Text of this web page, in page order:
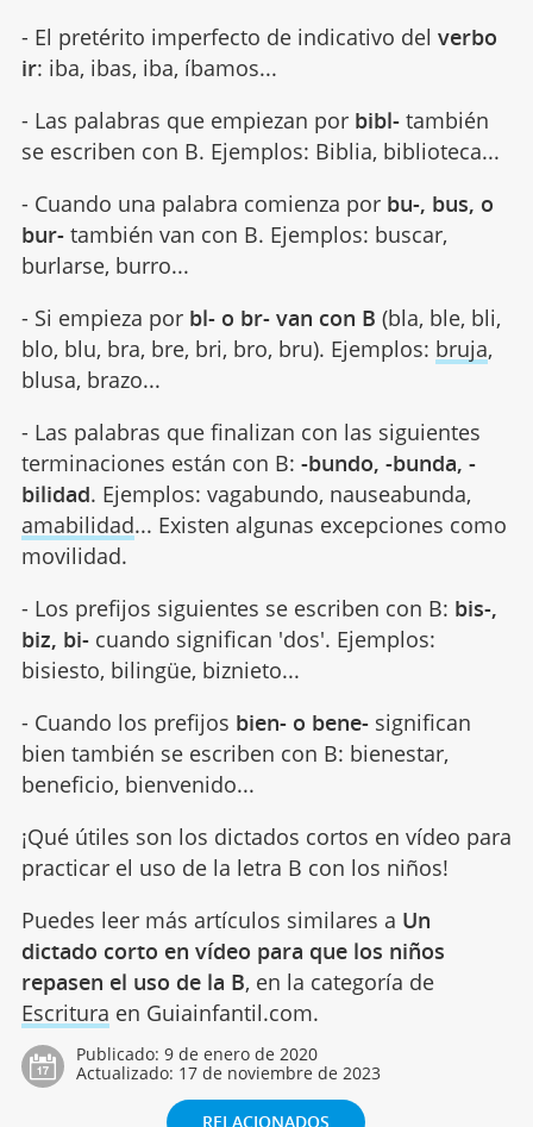
- El pretérito imperfecto de indicativo del verbo
ir: iba, ibas, iba, íbamos...
- Las palabras que empiezan porbibl-también
se escriben con B. Ejemplos: Biblia, biblioteca...
- Cuando una palabra comienza por bu-, bus, o
bur-también van con B. Ejemplos: buscar,
burlarse, burro...
- Si empieza por bl- o br- van con B (bla, ble, bli,
blo, blu, bra, bre, bri, bro, bru). Ejemplos: bruja,
blusa, brazo...
- Las palabras que finalizan con las siguientes
terminaciones están con B: -bundo, -bunda, -
bilidad. Ejemplos: vagabundo, nauseabunda,
amabilidad... Existen algunas excepciones como
movilidad.
- Los prefijos siguientes se escriben con B: bis-,
biz, bi-cuando significan 'dos'. Ejemplos:
bisiesto, bilingüe, biznieto...
- Cuando los prefijos bien- o bene-significan
bien también se escriben con B: bienestar,
beneficio, bienvenido...
¡Qué útiles son los dictados cortos en vídeo para
practicar el uso de la letra B con los niños!
Puedes leer más artículos similares a Un
dictado corto en vídeo para que los niños
repasen el uso de la B, en la categoría de
Escritura en Guiainfantil.com.
Publicado: 9 de enero de 2020
Actualizado: 17 de noviembre de 2023
RELACIONADOS